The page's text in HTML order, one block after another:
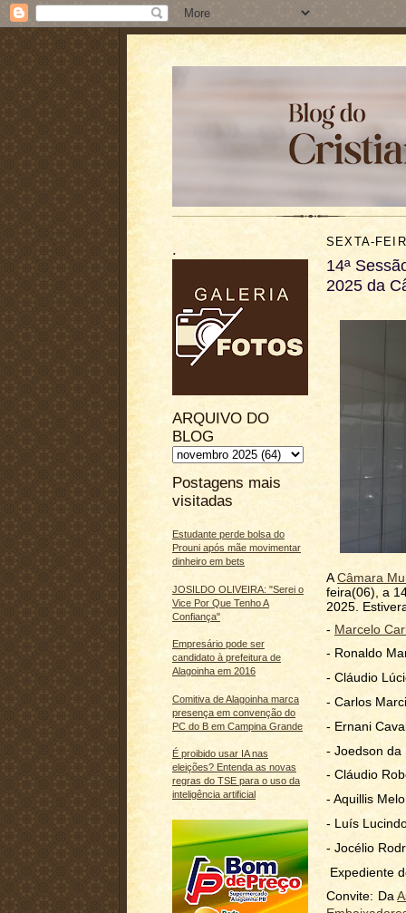
.
ARQUIVO DO
BLOG
Postagens mais
visitadas
Estudante perde bolsa do
Prouni após mãe movimentar
dinheiro em bets
JOSILDO OLIVEIRA: "Serei o
Vice Por Que Tenho A
Confiança"
Empresário pode ser
candidato à prefeitura de
Alagoinha em 2016
Comitiva de Alagoinha marca
presença em convenção do
PC do B em Campina Grande
É proibido usar IA nas
eleições? Entenda as novas
regras do TSE para o uso da
inteligência artificial
SEXTA-
14ª
2025 da
ACâmara
feira(06), a
2025.
- Marcelo
- Ronaldo
- Cláudio
- Carlos
- Ernani
- Joedson da
- Cláudio
- Aquillis
- Luís
- Jocélio
Expediente
Convite: Da